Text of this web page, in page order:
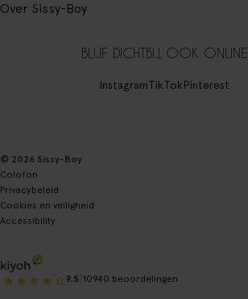
Over Sissy-Boy
BLIJF DICHTBIJ, OOK ONLINE
InstagramTikTokPinterest
© 2026 Sissy-Boy
Colofon
Privacybeleid
Cookies en veiligheid
Accessibility
9.5 10940 beoordelingen